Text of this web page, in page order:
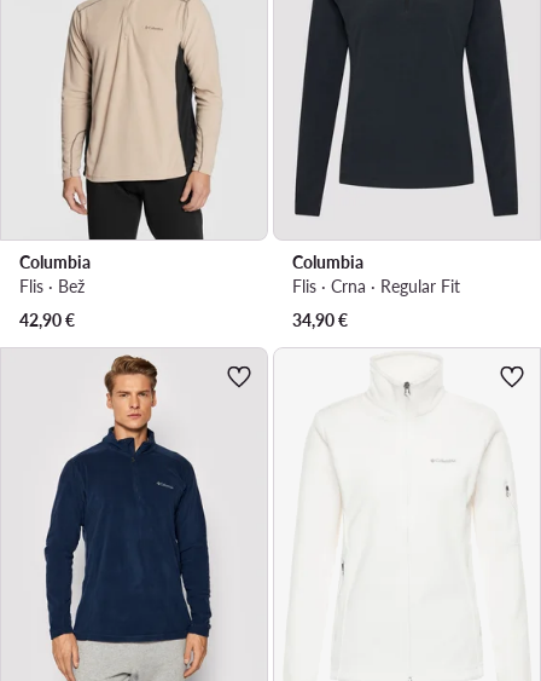
Columbia
Flis · Bež
42,90€
Columbia
Flis · Crna · Regular Fit
34,90€